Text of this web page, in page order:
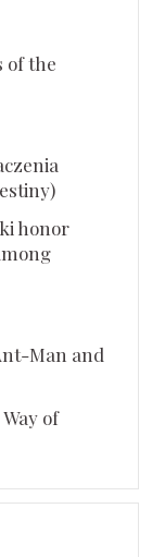
of the
honor
Man and
of